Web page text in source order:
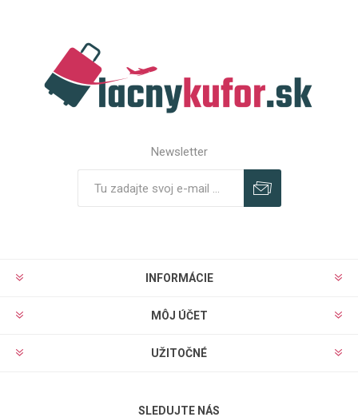
Newsletter
INFORMÁCIE
MÔJ ÚČET
UŽITOČNÉ
SLEDUJTE NÁS